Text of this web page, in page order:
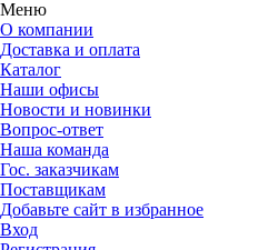
Меню
О компании
Доставка и оплата
Каталог
Наши офисы
Новости и новинки
Вопрос-ответ
Наша команда
Гос. заказчикам
Поставщикам
Добавьте сайт в избранное
Вход